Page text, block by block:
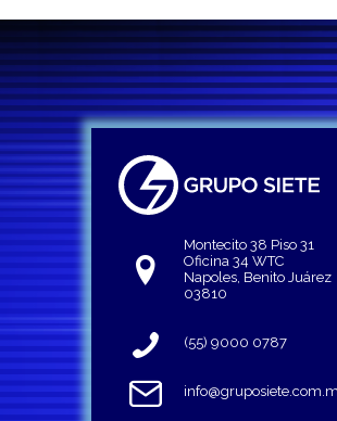
Montecito 38 Piso 31
Oficina 34 WTC
Napoles, Benito Juárez
03810
(55) 9000 0787